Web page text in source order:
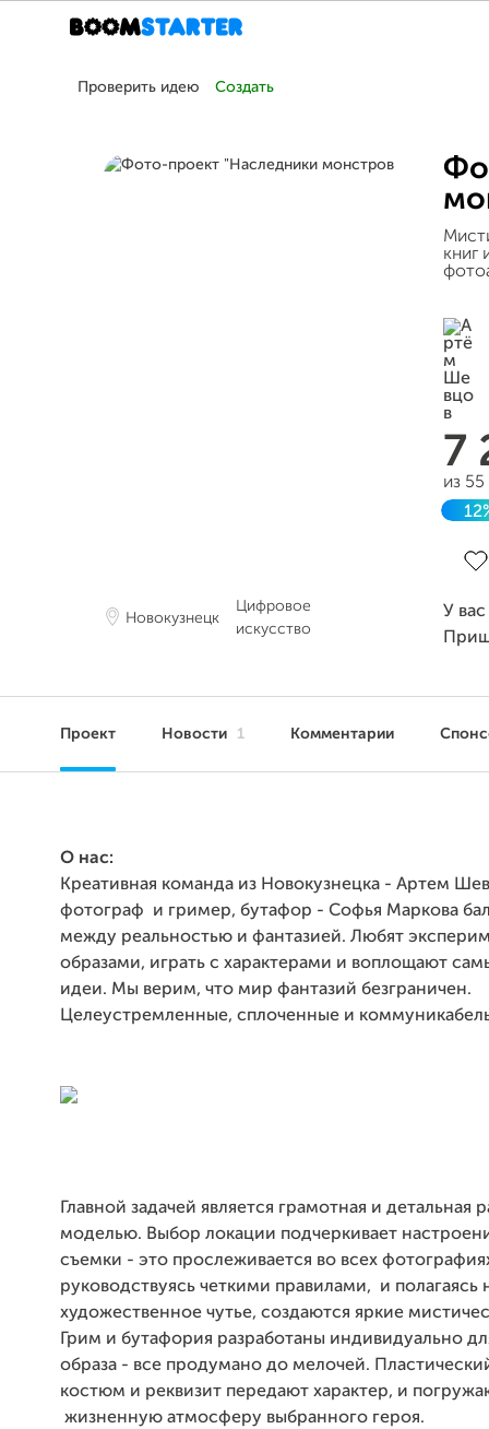
Проверить идею Создать
Новокузнецк
Цифровое
искусство
книг
7
из
У
Проект Новости 1 Комментарии
О нас:
Креативная команда из Новокузнецка - Артем
фотограф и гример, бутафор - Софья Маркова
между реальностью и фантазией. Любят
образами, играть с характерами и воплощают
идеи. Мы верим, что мир фантазий безграничен.
Целеустремленные, сплоченные и
Главной задачей является грамотная и детальная
моделью. Выбор локации подчеркивает
съемки - это прослеживается во всех
руководствуясь четкими правилами, и полагаясь
художественное чутье, создаются яркие
Грим и бутафория разработаны индивидуально
образа - все продумано до мелочей.
костюм и реквизит передают характер, и
жизненную атмосферу выбранного героя.